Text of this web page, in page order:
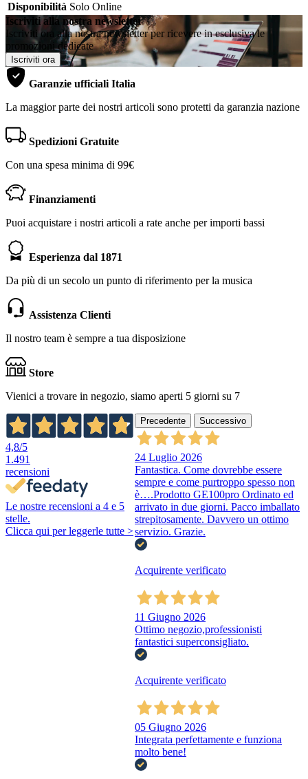
Disponibilità Solo Online
Iscriviti alla nostra newsletter
Iscriviti ora alla nostra newsletter per ricevere in esclusiva le
promozioni dedicate
Iscriviti ora
Garanzie ufficiali Italia
La maggior parte dei nostri articoli sono protetti da garanzia nazione
Spedizioni Gratuite
Con una spesa minima di 99€
Finanziamenti
Puoi acquistare i nostri articoli a rate anche per importi bassi
Esperienza dal 1871
Da più di un secolo un punto di riferimento per la musica
Assistenza Clienti
Il nostro team è sempre a tua disposizione
Store
Vienici a trovare in negozio, siamo aperti 5 giorni su 7
4,8/5
1.491
recensioni
Le nostre recensioni a 4 e 5
stelle.
Clicca qui per leggerle tutte >
Precedente Successivo
24 Luglio 2026
Fantastica. Come dovrebbe essere
sempre e come purtroppo spesso non
è….Prodotto GE100pro Ordinato ed
arrivato in due giorni. Pacco imballato
strepitosamente. Davvero un ottimo
servizio. Grazie.
Acquirente verificato
11 Giugno 2026
Ottimo negozio,professionisti
fantastici superconsigliato.
Acquirente verificato
05 Giugno 2026
Integrata perfettamente e funziona
molto bene!